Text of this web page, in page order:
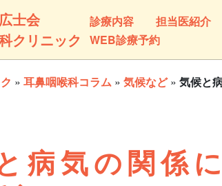
士会
クリニック
診療内容 担当医紹介
WEB診療予約
» 耳鼻咽喉科コラム » 気候など» 気候と
病気の関係